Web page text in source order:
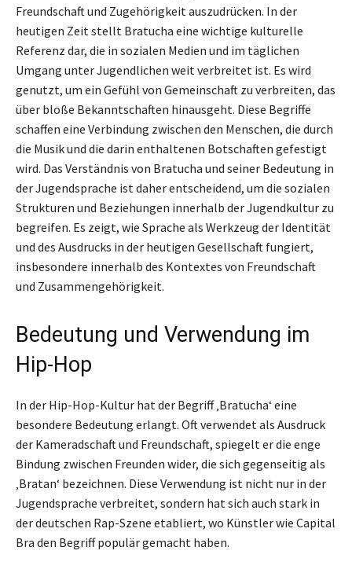
Freundschaft und Zugehörigkeit auszudrücken. In der
heutigen Zeit stellt Bratucha eine wichtige kulturelle
Referenz dar, die in sozialen Medien und im täglichen
Umgang unter Jugendlichen weit verbreitet ist. Es wird
genutzt, um ein Gefühl von Gemeinschaft zu verbreiten, das
über bloße Bekanntschaften hinausgeht. Diese Begriffe
schaffen eine Verbindung zwischen den Menschen, die durch
die Musik und die darin enthaltenen Botschaften gefestigt
wird. Das Verständnis von Bratucha und seiner Bedeutung in
der Jugendsprache ist daher entscheidend, um die sozialen
Strukturen und Beziehungen innerhalb der Jugendkultur zu
begreifen. Es zeigt, wie Sprache als Werkzeug der Identität
und des Ausdrucks in der heutigen Gesellschaft fungiert,
insbesondere innerhalb des Kontextes von Freundschaft
und Zusammengehörigkeit.
Bedeutung und Verwendung im
Hip-Hop
In der Hip-Hop-Kultur hat der Begriff ‚Bratucha‘ eine
besondere Bedeutung erlangt. Oft verwendet als Ausdruck
der Kameradschaft und Freundschaft, spiegelt er die enge
Bindung zwischen Freunden wider, die sich gegenseitig als
‚Bratan‘ bezeichnen. Diese Verwendung ist nicht nur in der
Jugendsprache verbreitet, sondern hat sich auch stark in
der deutschen Rap-Szene etabliert, wo Künstler wie Capital
Bra den Begriff populär gemacht haben.